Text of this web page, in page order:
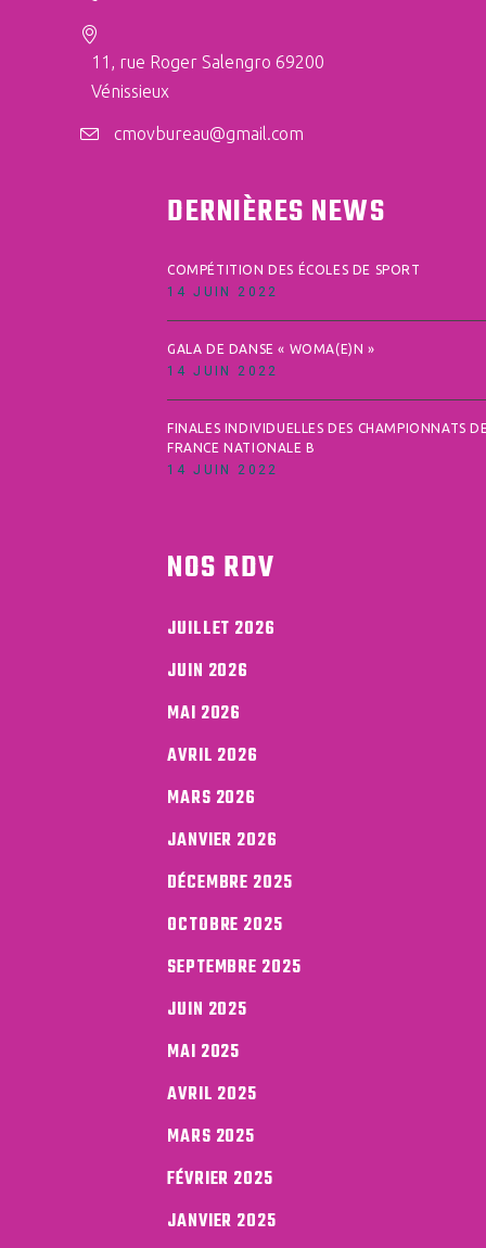
11, rue Roger Salengro 69200
Vénissieux
cmovbureau@gmail.com
DERNIÈRES NEWS
COMPÉTITION DES ÉCOLES DE SPORT
14 JUIN 2022
GALA DE DANSE « WOMA(E)N »
14 JUIN 2022
FINALES INDIVIDUELLES DES CHAMPIONNATS
FRANCE NATIONALE B
14 JUIN 2022
NOS RDV
JUILLET 2026
JUIN 2026
MAI 2026
AVRIL 2026
MARS 2026
JANVIER 2026
DÉCEMBRE 2025
OCTOBRE 2025
SEPTEMBRE 2025
JUIN 2025
MAI 2025
AVRIL 2025
MARS 2025
FÉVRIER 2025
JANVIER 2025